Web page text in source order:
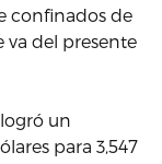
confinados de
va del presente
un
para 3,547